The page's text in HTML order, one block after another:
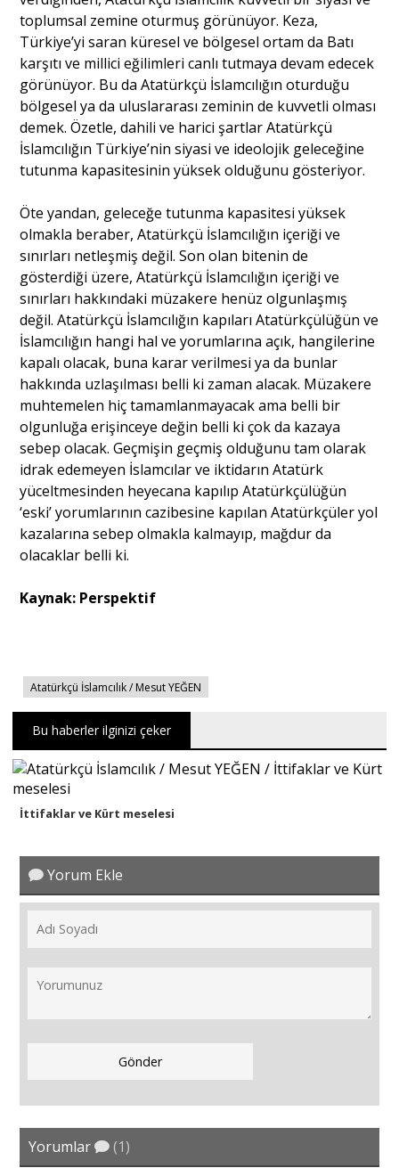
toplumsal zemine oturmuş görünüyor. Keza,
Türkiye’yi saran küresel ve bölgesel ortam da Batı
karşıtı ve millici eğilimleri canlı tutmaya devam edecek
görünüyor. Bu da Atatürkçü İslamcılığın oturduğu
bölgesel ya da uluslararası zeminin de kuvvetli olması
demek. Özetle, dahili ve harici şartlar Atatürkçü
İslamcılığın Türkiye’nin siyasi ve ideolojik geleceğine
tutunma kapasitesinin yüksek olduğunu gösteriyor.
Öte yandan, geleceğe tutunma kapasitesi yüksek
olmakla beraber, Atatürkçü İslamcılığın içeriği ve
sınırları netleşmiş değil. Son olan bitenin de
gösterdiği üzere, Atatürkçü İslamcılığın içeriği ve
sınırları hakkındaki müzakere henüz olgunlaşmış
değil. Atatürkçü İslamcılığın kapıları Atatürkçülüğün ve
İslamcılığın hangi hal ve yorumlarına açık, hangilerine
kapalı olacak, buna karar verilmesi ya da bunlar
hakkında uzlaşılması belli ki zaman alacak. Müzakere
muhtemelen hiç tamamlanmayacak ama belli bir
olgunluğa erişinceye değin belli ki çok da kazaya
sebep olacak. Geçmişin geçmiş olduğunu tam olarak
idrak edemeyen İslamcılar ve iktidarın Atatürk
yüceltmesinden heyecana kapılıp Atatürkçülüğün
‘eski’ yorumlarının cazibesine kapılan Atatürkçüler yol
kazalarına sebep olmakla kalmayıp, mağdur da
olacaklar belli ki.
Kaynak: Perspektif
Atatürkçü İslamcılık / Mesut YEĞEN
Bu haberler ilginizi çeker
İttifaklar ve Kürt meselesi
Yorum Ekle
Yorumlar (1)